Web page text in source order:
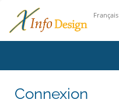
Français
Connexion